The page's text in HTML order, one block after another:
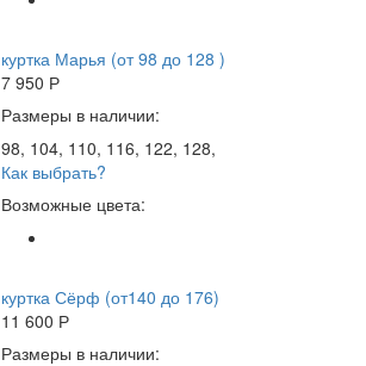
куртка Марья (от 98 до 128 )
7 950 Р
Размеры в наличии:
98, 104, 110, 116, 122, 128,
Как выбрать?
Возможные цвета:
куртка Сёрф (от140 до 176)
11 600 Р
Размеры в наличии: